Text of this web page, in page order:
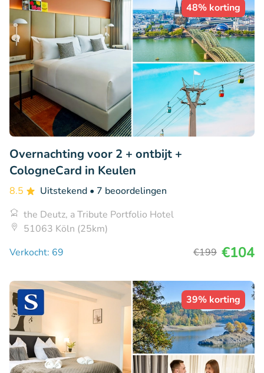
48% korting
Overnachting voor 2 + ontbijt +
CologneCard in Keulen
8.5 Uitstekend • 7 beoordelingen
the Deutz, a Tribute Portfolio Hotel
51063 Köln (25km)
Verkocht: 69
€199 €104
39% korting